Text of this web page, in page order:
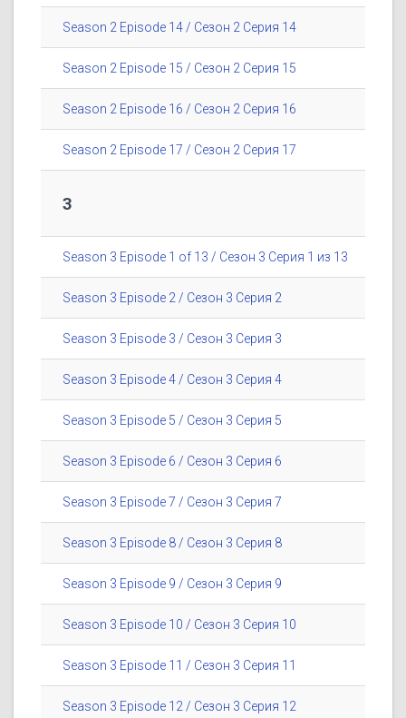
Season 2 Episode 14 / Сезон 2 Серия 14
Season 2 Episode 15 / Сезон 2 Серия 15
Season 2 Episode 16 / Сезон 2 Серия 16
Season 2 Episode 17 / Сезон 2 Серия 17
3
Season 3 Episode 1 of 13 / Сезон 3 Серия 1 из 13
Season 3 Episode 2 / Сезон 3 Серия 2
Season 3 Episode 3 / Сезон 3 Серия 3
Season 3 Episode 4 / Сезон 3 Серия 4
Season 3 Episode 5 / Сезон 3 Серия 5
Season 3 Episode 6 / Сезон 3 Серия 6
Season 3 Episode 7 / Сезон 3 Серия 7
Season 3 Episode 8 / Сезон 3 Серия 8
Season 3 Episode 9 / Сезон 3 Серия 9
Season 3 Episode 10 / Сезон 3 Серия 10
Season 3 Episode 11 / Сезон 3 Серия 11
Season 3 Episode 12 / Сезон 3 Серия 12